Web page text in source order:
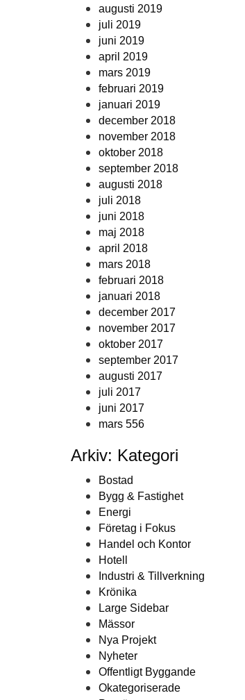
augusti 2019
juli 2019
juni 2019
april 2019
mars 2019
februari 2019
januari 2019
december 2018
november 2018
oktober 2018
september 2018
augusti 2018
juli 2018
juni 2018
maj 2018
april 2018
mars 2018
februari 2018
januari 2018
december 2017
november 2017
oktober 2017
september 2017
augusti 2017
juli 2017
juni 2017
mars 556
Arkiv: Kategori
Bostad
Bygg & Fastighet
Energi
Företag i Fokus
Handel och Kontor
Hotell
Industri & Tillverkning
Krönika
Large Sidebar
Mässor
Nya Projekt
Nyheter
Offentligt Byggande
Okategoriserade